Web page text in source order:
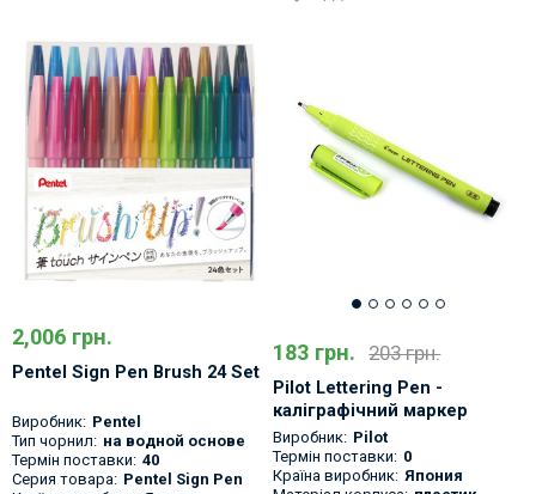
2,006 грн.
Pentel Sign Pen Brush 24 Set
Виробник: Pentel
Тип чорнил: на водной основе
Термін поставки: 40
Серия товара: Pentel Sign Pen
183 грн. 203 грн.
Pilot Lettering Pen -
каліграфічний маркер
Виробник: Pilot
Термін поставки: 0
Країна виробник: Япония